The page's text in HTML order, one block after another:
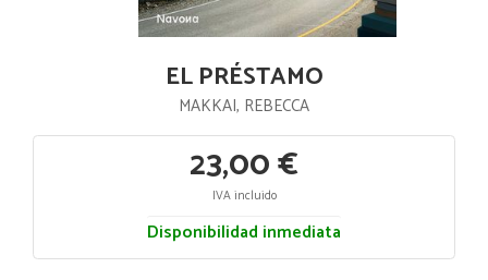
EL PRÉSTAMO
MAKKAI, REBECCA
23,00 €
IVA incluido
Disponibilidad inmediata